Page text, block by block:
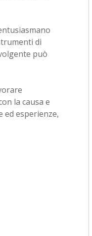
di
può
la causa e
esperienze,